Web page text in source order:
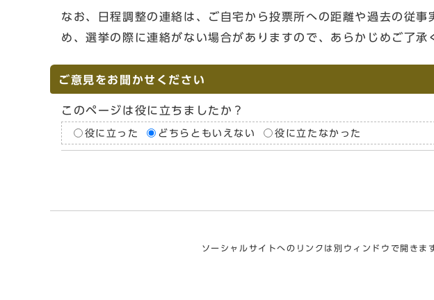
なお、日程調整の連絡は、ご自宅から投票所への距離や過去の従
め、選挙の際に連絡がない場合がありますので、あらかじめご了承
ご意見をお聞かせください
このページは役に立ちましたか？
役に立った どちらともいえない 役に立たなかった
ソーシャルサイトへのリンクは別ウィンドウで開きま